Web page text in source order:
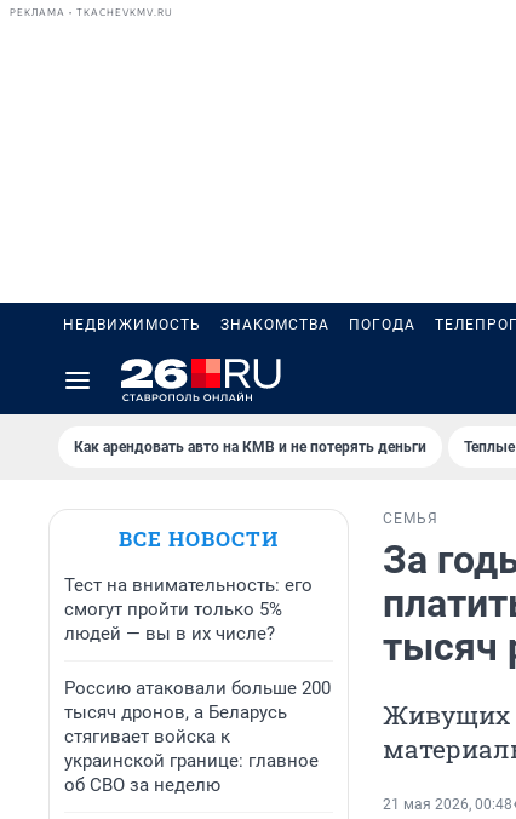
РЕКЛАМА • TKACHEVKMV.RU
НЕДВИЖИМОСТЬ ЗНАКОМСТВА ПОГОДА
Как арендовать авто на КМВ и не потерять деньги
ВСЕ НОВОСТИ
Тест на внимательность: его
смогут пройти только 5%
людей — вы в их числе?
Россию атаковали больше 200
тысяч дронов, а Беларусь
стягивает войска к
украинской границе: главное
об СВО за неделю
СЕМЬЯ
За
тысяч
Живущих
21 мая 2026, 00:48